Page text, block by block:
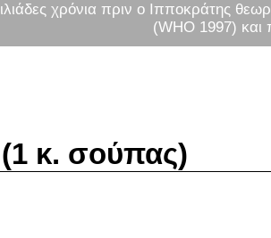
χρόνια πριν ο Ιπποκράτης
(WHO 1997) και
(1 κ. σούπας)